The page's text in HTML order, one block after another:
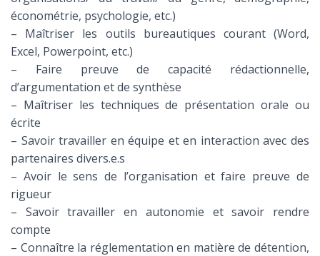
économétrie, psychologie, etc.)
– Maîtriser les outils bureautiques courant (Word,
Excel, Powerpoint, etc.)
– Faire preuve de capacité rédactionnelle,
d’argumentation et de synthèse
– Maîtriser les techniques de présentation orale ou
écrite
– Savoir travailler en équipe et en interaction avec des
partenaires divers.e.s
– Avoir le sens de l’organisation et faire preuve de
rigueur
– Savoir travailler en autonomie et savoir rendre
compte
– Connaître la réglementation en matière de détention,